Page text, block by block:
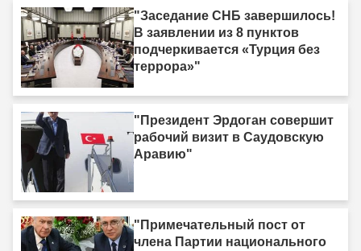
"Заседание СНБ завершилось!
В заявлении из 8 пунктов
подчеркивается «Турция без
террора»"
"Президент Эрдоган совершит
рабочий визит в Саудовскую
Аравию"
"Примечательный пост от
члена Партии национального